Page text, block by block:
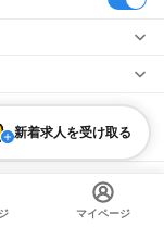
佐倉市東金市
市
鎌ケ谷市
白井市 南房総市
沼駅 幕張本郷駅 幕張駅
鮮魚加工
給食調理
新着求人を受け取る
ーポリシー
マイページ